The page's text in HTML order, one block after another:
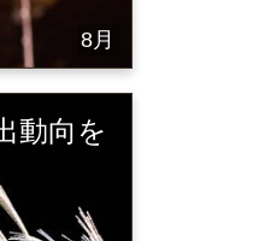
8月
動向を